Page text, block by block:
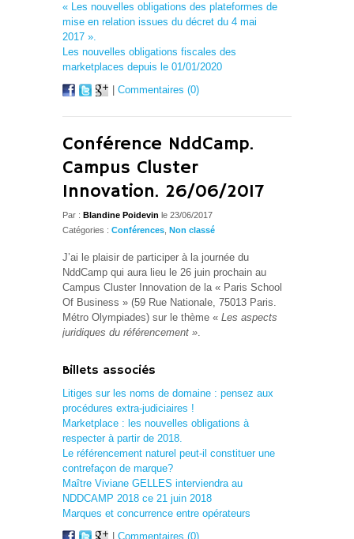
« Les nouvelles obligations des plateformes de
mise en relation issues du décret du 4 mai
2017 ».
Les nouvelles obligations fiscales des
marketplaces depuis le 01/01/2020
Commentaires (0)
Conférence NddCamp.
Campus Cluster
Innovation. 26/06/2017
Par : Blandine Poidevin le 23/06/2017
Catégories : Conférences Non classé
J’ai le plaisir de participer à la journée du
NddCamp qui aura lieu le 26 juin prochain au
Campus Cluster Innovation de la « Paris School
Of Business » (59 Rue Nationale, 75013 Paris.
Métro Olympiades) sur le thème « Les aspects
juridiques du référencement ».
Billets associés
Litiges sur les noms de domaine : pensez aux
procédures extra-judiciaires !
Marketplace : les nouvelles obligations à
respecter à partir de 2018.
Le référencement naturel peut-il constituer une
contrefaçon de marque?
Maître Viviane GELLES interviendra au
NDDCAMP 2018 ce 21 juin 2018
Marques et concurrence entre opérateurs
Commentaires (0)